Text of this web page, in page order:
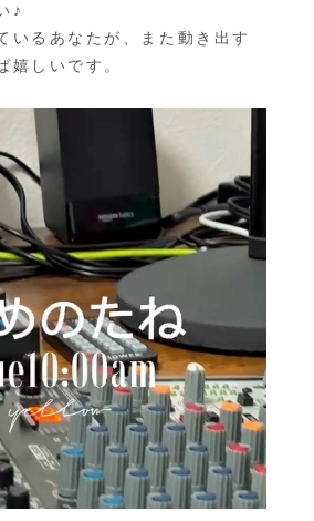
♪
いるあなたが、また動き出す
嬉しいです。